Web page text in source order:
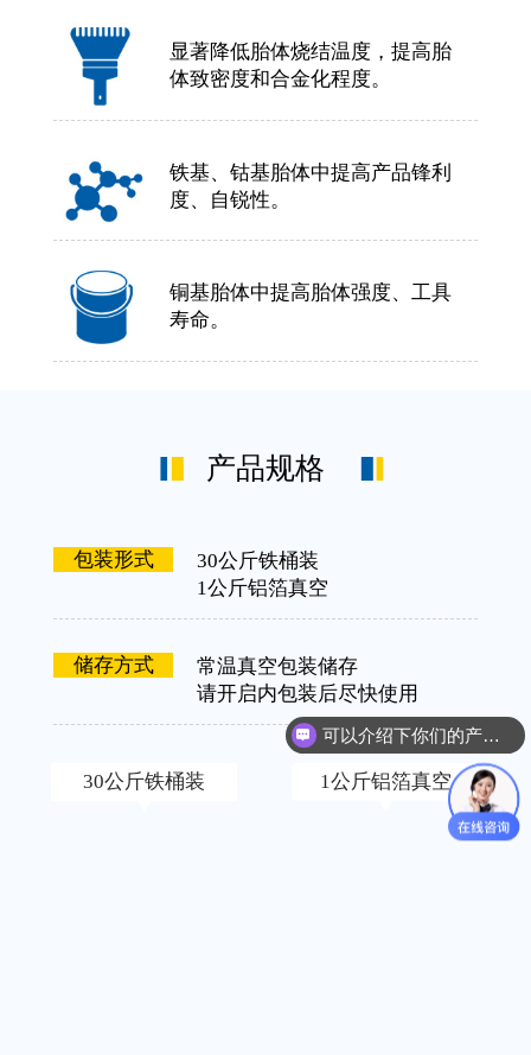
显著降低胎体烧结温度，提高胎
体致密度和合金化程度。
铁基、钴基胎体中提高产品锋利
度、自锐性。
铜基胎体中提高胎体强度、工具
寿命。
产品规格
包装形式
30公斤铁桶装
1公斤铝箔真空
储存方式
常温真空包装储存
请开启内包装后尽快使用
30公斤铁桶装 1公斤铝箔真空
可以介绍下你们的产品么？
你们是怎么收费的呢？